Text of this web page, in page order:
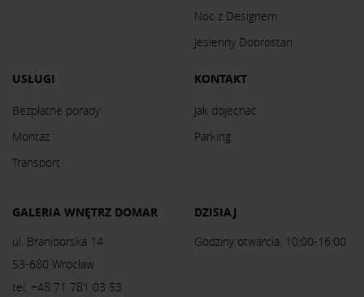
Noc z Designem
Jesienny Dobrostan
USŁUGI
Bezpłatne porady
Montaż
Transport
KONTAKT
Jak dojechać
Parking
GALERIA WNĘTRZ DOMAR
ul. Braniborska 14
53-680 Wrocław
tel. +48 71 781 03 53
DZISIAJ
Godziny otwarcia: 10:00-16:00